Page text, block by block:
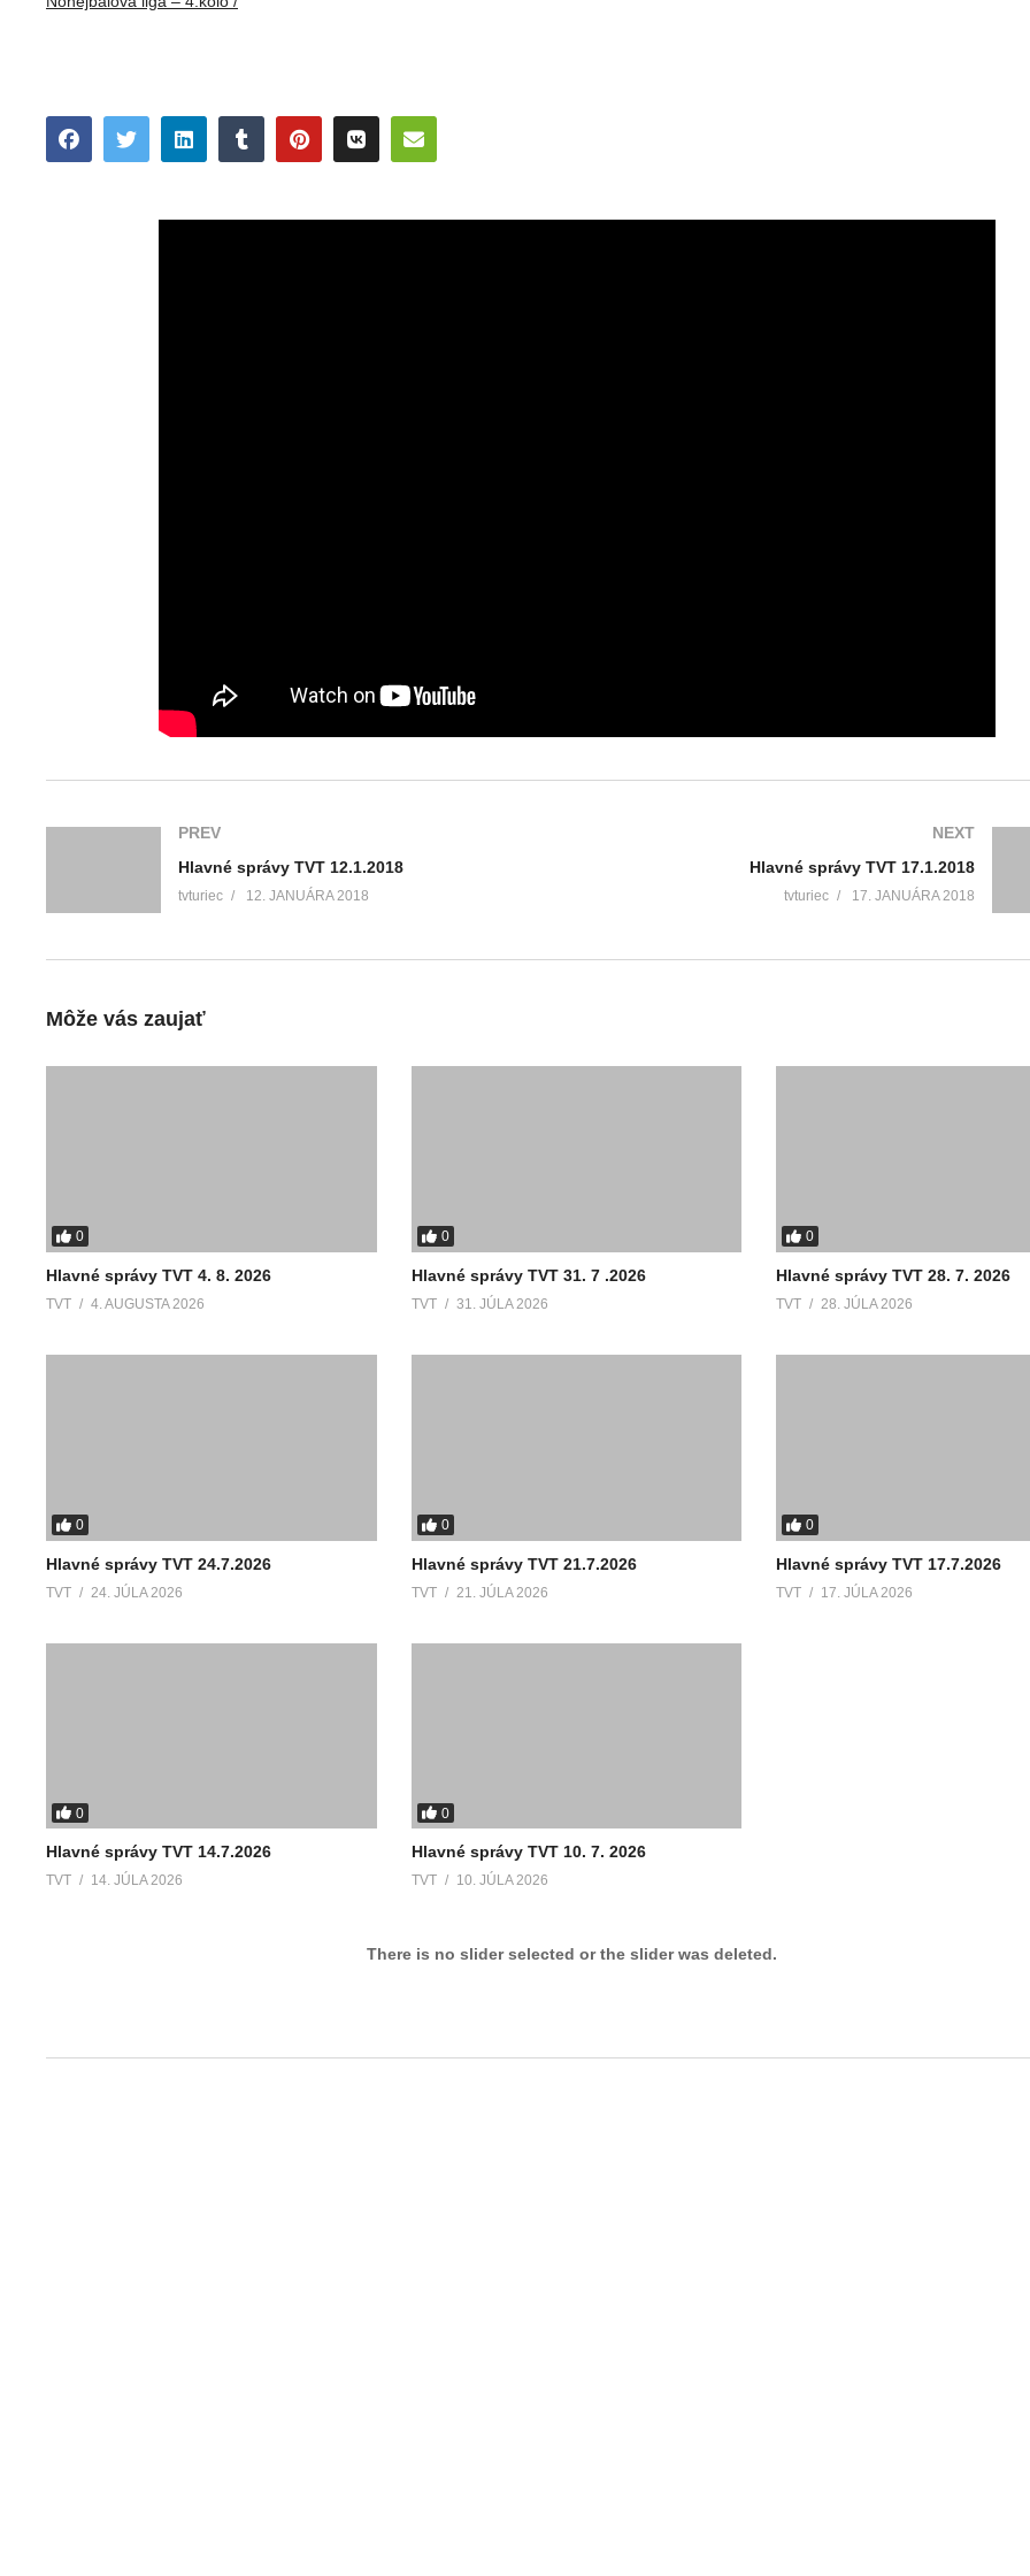
PREV
Hlavné správy TVT 12.1.2018
tvturiec 12. JANUÁRA 2018
NEXT
Hlavné správy TVT 17.1.2018
tvturiec 17. JANUÁRA 2018
Môže vás zaujať
0
Hlavné správy TVT 4. 8. 2026
TVT 4. AUGUSTA 2026
0
Hlavné správy TVT 31. 7 .2026
TVT 31. JÚLA 2026
0
Hlavné správy TVT 28. 7. 2026
TVT 28. JÚLA 2026
0
Hlavné správy TVT 24.7.2026
TVT 24. JÚLA 2026
0
Hlavné správy TVT 21.7.2026
TVT 21. JÚLA 2026
0
Hlavné správy TVT 17.7.2026
TVT 17. JÚLA 2026
0
Hlavné správy TVT 14.7.2026
TVT 14. JÚLA 2026
0
Hlavné správy TVT 10. 7. 2026
TVT 10. JÚLA 2026
There is no slider selected or the slider was deleted.